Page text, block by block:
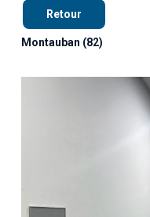
Retour
Montauban (82)